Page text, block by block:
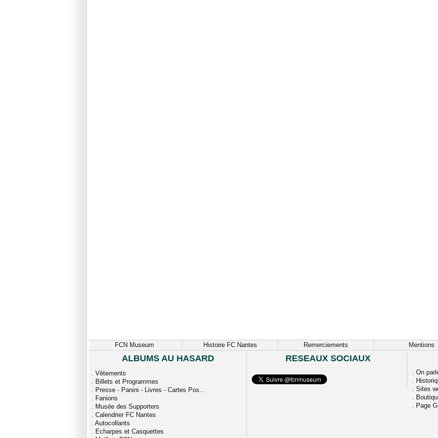
FCN Museum Histoire FC Nantes Remerciements Mentions
ALBUMS AU HASARD
. Vêtements
. Billets et Programmes
. Presse - Panini - Livres - Cartes Pos...
. Fanions
. Musée des Supporters
. Calendrier FC Nantes
. Autocollants
. Echarpes et Casquettes
RESEAUX SOCIAUX
. On
.
. Sites
.
. Page